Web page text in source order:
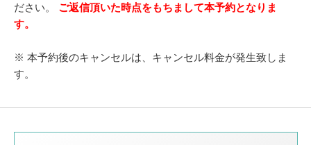
ださい。
ご返信頂いた時点をもちまして本予約となりま
す。
※ 本予約後のキャンセルは、キャンセル料金が発生致しま
す。